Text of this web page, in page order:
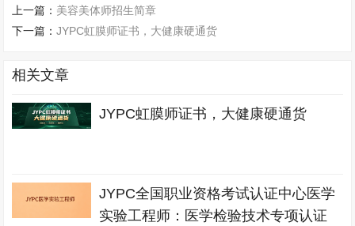
上一篇： 美容美体师招生简章
下一篇：JYPC虹膜师证书，大健康硬通货
相关文章
JYPC虹膜师证书，大健康硬通货
JYPC全国职业资格考试认证中心医学
实验工程师：医学检验技术专项认证